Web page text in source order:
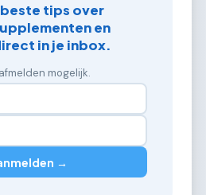
tips over
en
in je inbox.
mogelijk.
→